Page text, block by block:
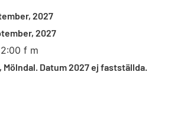
2027
2027
f m
Mölndal. Datum 2027 ej fastställda.